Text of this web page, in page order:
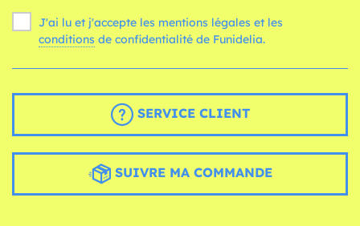
J'ai lu et j'accepte les mentions légales et les
conditions de confidentialité de Funidelia.
SERVICE CLIENT
SUIVRE MA COMMANDE